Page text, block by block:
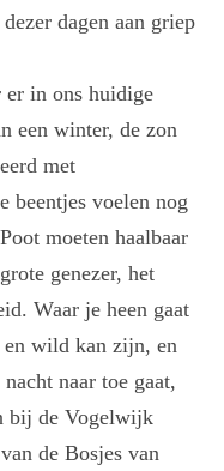
dagen aan griep
in ons huidige
een winter, de zon
met
beentjes voelen nog
moeten haalbaar
genezer, het
Waar je heen gaat
wild kan zijn, en
naar toe gaat,
bij de Vogelwijk
de Bosjes van